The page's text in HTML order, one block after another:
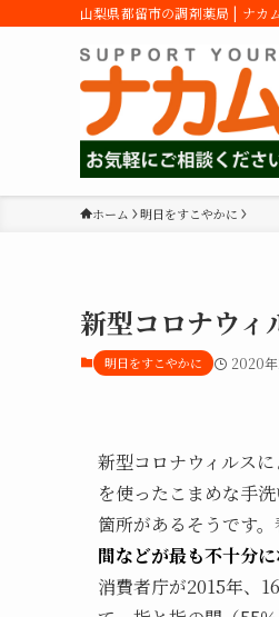
山梨県都留市の調剤薬局 | ナカ
ホーム 明日をすこやかに
新型コロナウ
明日をすこやかに 2020
新型コロナウィルス
を使ったこまめな手
箇所があるそうです
間などが最も不十分
消費者庁が2015年、